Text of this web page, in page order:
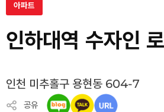
아파트
인하대역 수자인
인천 미추홀구 용현동 604-7
공유